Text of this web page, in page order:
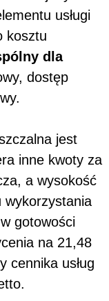
usługi
kosztu
dla
dostęp
jest
inne kwoty za
a wysokość
wykorzystania
gotowości
na 21,48
cennika usług